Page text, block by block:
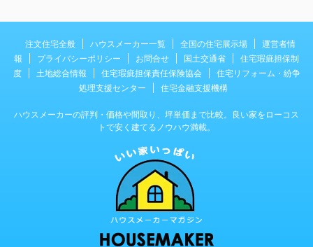
注文住宅全般 ハウスメーカー一覧 全国の住宅展示場
運営者情
報
プライバシーポリシー お問合せ 国土交通省
住宅瑕疵担保制
度
土地総合情報 住宅瑕疵担保責任保険協会
住宅リフォーム・紛争
処理支援センター
住宅金融支援機構
ハウスメーカーの評判・価格や間取り、坪単価まで比較。良い家をローコス
トで安く建てるノウハウ満載。